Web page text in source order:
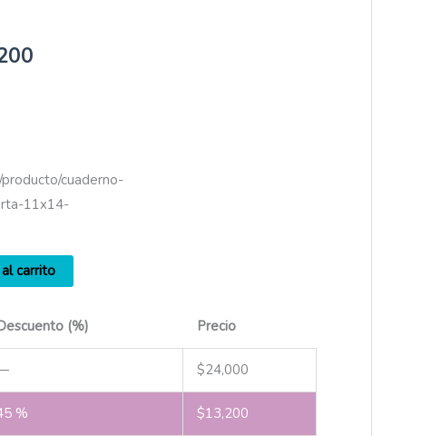
cuaderno-
11x14-
carrito
(%) Precio
$24,000
% $13,200